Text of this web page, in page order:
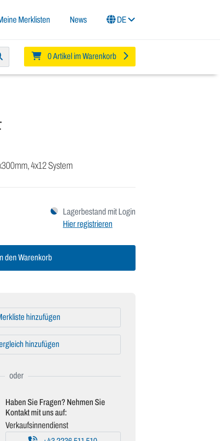
Merklisten News DE
0 Artikel im Warenkorb
4x12 System
Lagerbestand mit Login
Hier registrieren
In den Warenkorb
hinzufügen
hinzufügen
Haben Sie Fragen? Nehmen Sie
Kontakt mit uns auf:
Verkaufsinnendienst